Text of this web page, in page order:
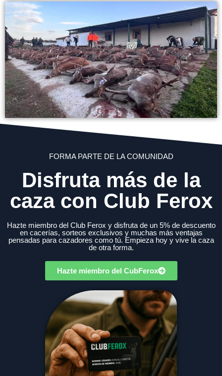
FORMA PARTE DE LA COMUNIDAD
Disfruta más de la
caza con Club Ferox
Hazte miembro del Club Ferox y disfruta de un 5% de descuento
en cacerías, sorteos exclusivos y muchas más ventajas
pensadas para cazadores como tú. Empieza hoy y vive la caza
de otra forma.
Hazte miembro del CubFerox